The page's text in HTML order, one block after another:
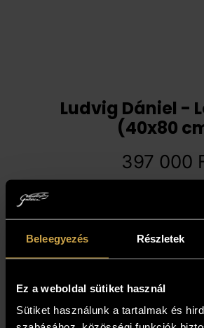
Beleegyezés Részletek
Ez a weboldal sütiket használ
Sütiket használunk a tartalmak és
Ludvig Dániel -
(40x80
397 000